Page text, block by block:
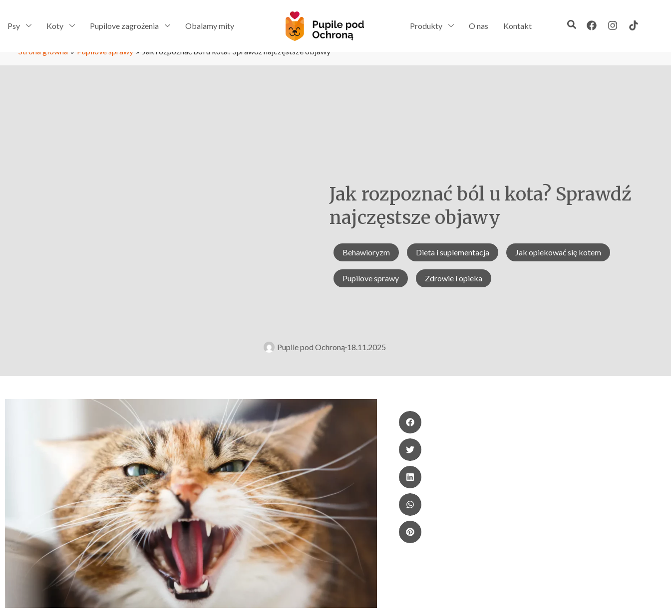
Psy Koty Pupilove zagrożenia Obalamy mity Produkty O nas Kontakt
Strona główna » Pupilove sprawy » Jak rozpoznać ból u kota? Sprawdź najczęstsze objawy
Jak rozpoznać ból u kota? Sprawdź
najczęstsze objawy
Behawioryzm Dieta i suplementacja Jak opiekować się kotem
Pupilove sprawy Zdrowie i opieka
Pupile pod Ochroną 18.11.2025